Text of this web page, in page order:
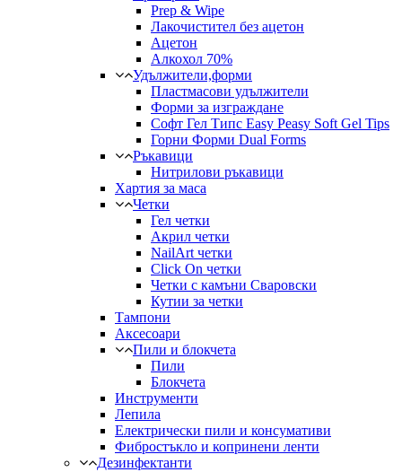
Prep & Wipe
Лакочистител без ацетон
Ацетон
Алкохол 70%
Удължители,форми
Пластмасови удължители
Форми за изграждане
Софт Гел Типс Easy Peasy Soft Gel Tips
Горни Форми Dual Forms
Ръкавици
Нитрилови ръкавици
Хартия за маса
Четки
Гел четки
Акрил четки
NailArt четки
Click On четки
Четки с камъни Сваровски
Кутии за четки
Тампони
Аксесоари
Пили и блокчета
Пили
Блокчета
Инструменти
Лепила
Електрически пили и консумативи
Фибростъкло и копринени ленти
Дезинфектанти